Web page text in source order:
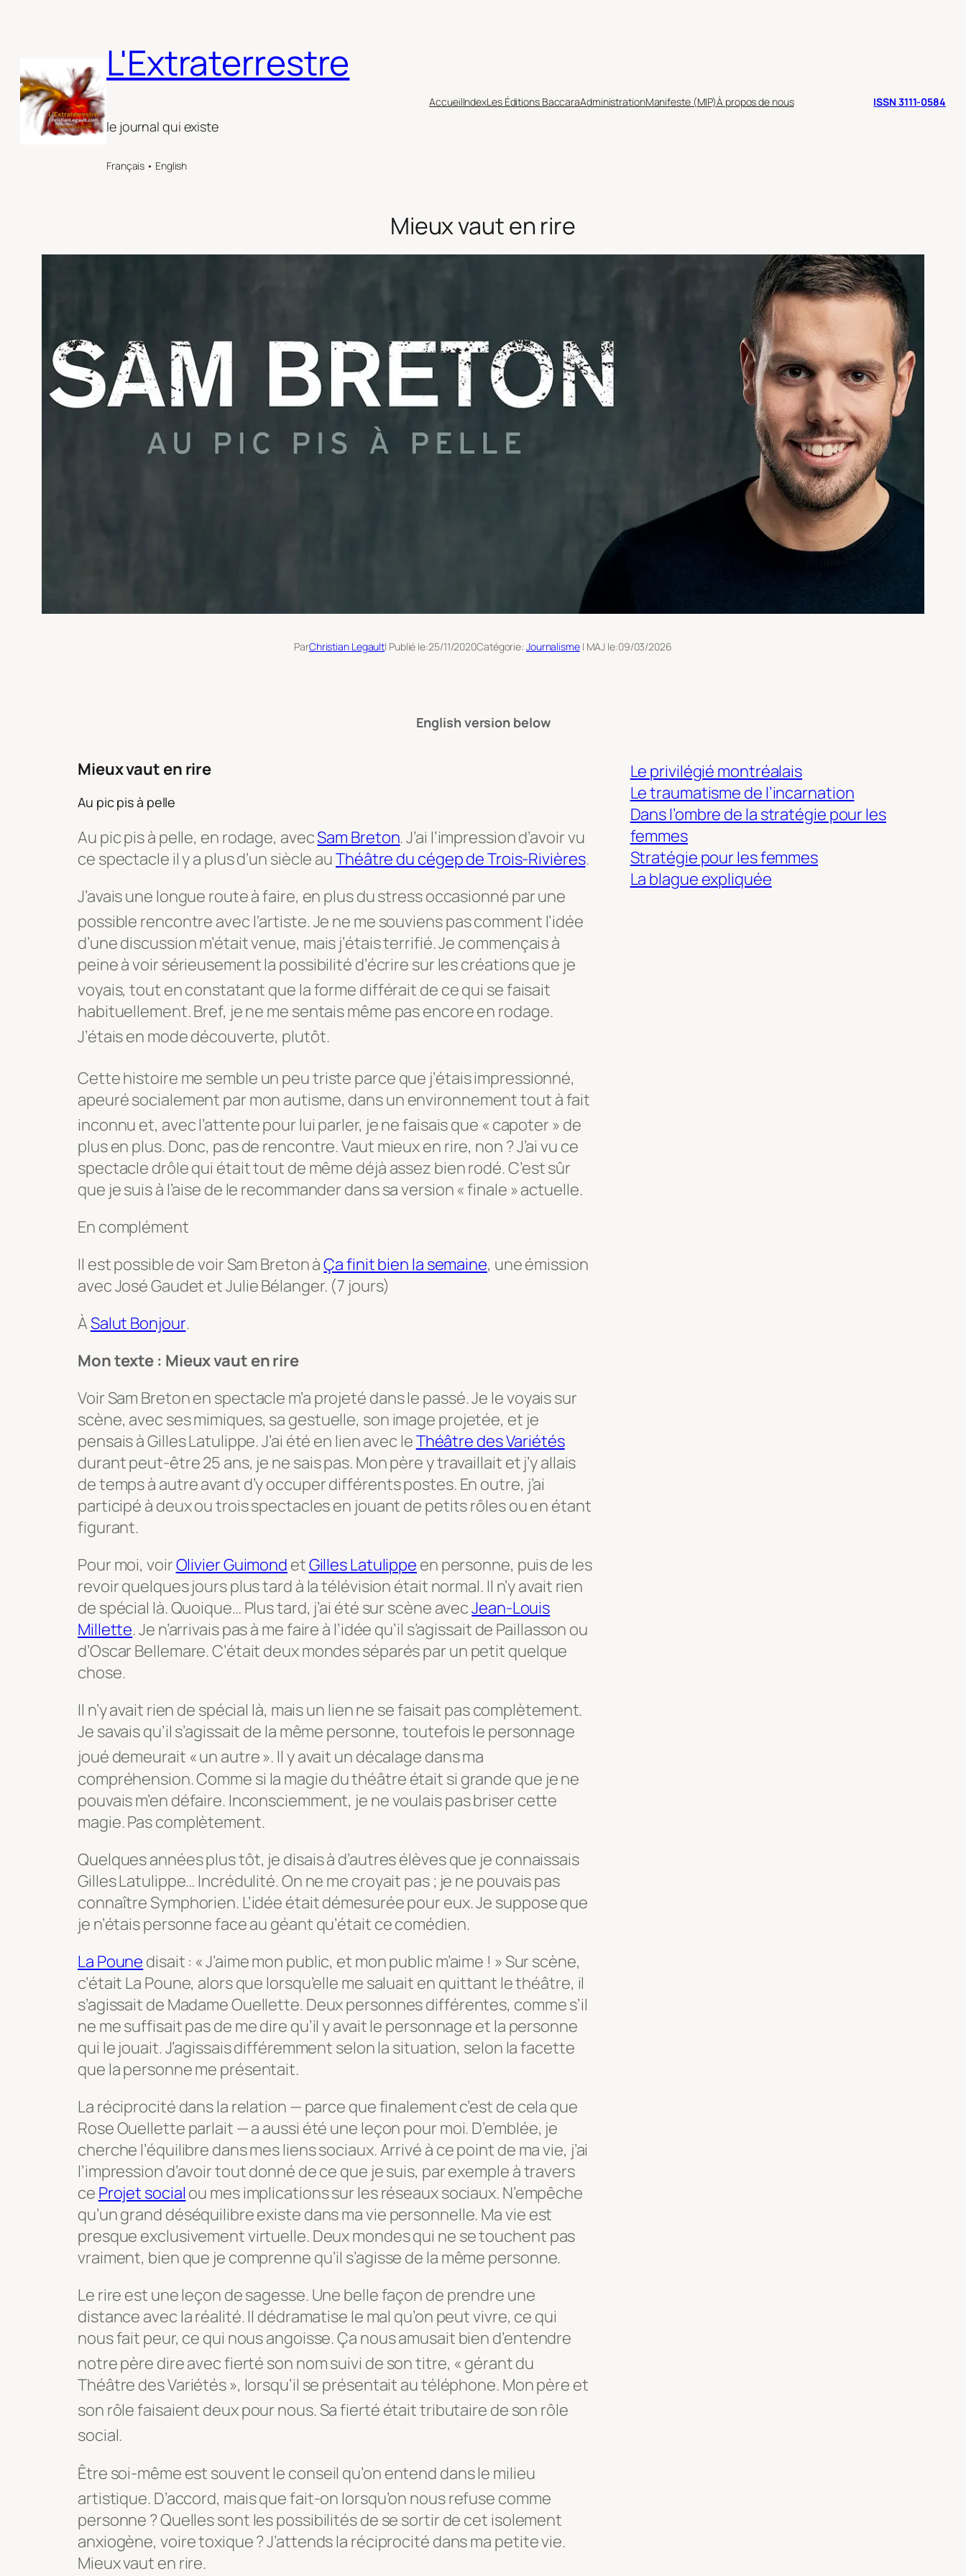
L'Extraterrestre
le journal qui existe
Français • English
AccueilIndexLes Éditions BaccaraAdministrationManifeste (MIP)À propos de nous ISSN 3111-0584
Mieux vaut en rire
ParChristian Legault| Publié le:25/11/2020Catégorie: Journalisme| MAJ le:09/03/2026
English version below
Mieux vaut en rire
Au pic pis à pelle
Au pic pis à pelle, en rodage, avecSam Breton. J’ai l’impression d’avoir vu
ce spectacle il y a plus d’un siècle auThéâtre du cégep de Trois-Rivières.
J’avais une longue route à faire, en plus du stress occasionné par une
possible rencontre avec l‘artiste. Je ne me souvienspas comment l’idée
d’une discussion m’était venue, mais j’étais terrifié. Je commençais à
peine à voir sérieusement la possibilité d’écrire sur les créations que je
voyais, tout en constatant que la forme différait de cequi se faisait
habituellement. Bref, je ne me sentais même pas encore en rodage.
J’étais en mode découverte, plutôt.
Cette histoire me semble un peu triste parce que j’étais impressionné,
apeuré socialement par mon autisme, dans un environnement tout à fait
inconnu et, avec l’attente pour lui parler, je ne faisais que « capoter » de
plus en plus. Donc, pas de rencontre. Vaut mieux en rire, non ? J’ai vu ce
spectacle drôle qui était tout de même déjà assez bien rodé. C’est sûr
que je suis à l’aise de le recommander dans sa version « finale » actuelle.
En complément
Il est possible de voir Sam Breton àÇa finit bien la semaine, une émission
avec José Gaudet et Julie Bélanger. (7 jours)
ÀSalut Bonjour.
Mon texte : Mieux vaut en rire
Voir Sam Breton en spectacle m’a projeté dans le passé. Je le voyais sur
scène, avec ses mimiques, sa gestuelle, son image projetée, et je
pensais à Gilles Latulippe. J’ai été en lien avec leThéâtre des Variétés
durant peut-être 25 ans, je ne sais pas. Mon père y travaillait et j’y allais
de temps à autre avant d’y occuper différents postes. En outre, j’ai
participé à deux ou trois spectacles en jouant de petits rôles ou en étant
figurant.
Pour moi, voirOlivier Guimond etGilles Latulippe en personne, puis de les
revoir quelques jours plus tard à la télévision était normal. Il n’y avait rien
de spécial là. Quoique… Plus tard, j’ai été sur scène avecJean-Louis
Millette. Je n’arrivais pas à me faire à l’idée qu’il s’agissait de Paillasson ou
d’Oscar Bellemare. C’était deux mondes séparés par un petit quelque
chose.
Il n’y avait rien de spécial là, mais un lien ne se faisait pas complètement.
Je savais qu’il s’agissait de la même personne, toutefois le personnage
joué demeurait « un autre ». Il y avait un décalage dans ma
compréhension. Comme si la magie du théâtre était si grande que je ne
pouvais m’en défaire. Inconsciemment, je ne voulais pas briser cette
magie. Pas complètement.
Quelques années plus tôt, je disais à d’autres élèves que je connaissais
Gilles Latulippe… Incrédulité. On ne me croyait pas ; je ne pouvais pas
connaître Symphorien. L’idée était démesurée pour eux. Je suppose que
je n’étais personne face au géant qu’était ce comédien.
La Poune disait : « J’aime mon public, et mon public m’aime ! » Sur scène,
c’était La Poune, alors que lorsqu’elle me saluait en quittant le théâtre, il
s’agissait de Madame Ouellette. Deux personnes différentes, comme s’il
ne me suffisait pas de me dire qu’il y avait le personnage et la personne
qui le jouait. J’agissais différemment selon la situation, selon la facette
que la personne me présentait.
La réciprocité dans la relation — parce que finalement c’est de cela que
Rose Ouellette parlait — a aussi été une leçon pour moi. D’emblée, je
cherche l’équilibre dans mes liens sociaux. Arrivé à ce point de ma vie, j’ai
l’impression d’avoir tout donné de ce que je suis, par exemple à travers
ce Projet social ou mes implications sur les réseaux sociaux. N’empêche
qu’un grand déséquilibre existe dans ma vie personnelle. Ma vie est
presque exclusivement virtuelle. Deux mondes qui ne se touchent pas
vraiment, bien que je comprenne qu’il s’agisse de la même personne.
Le rire est une leçon de sagesse. Une belle façon de prendre une
distance avec la réalité. Il dédramatise le mal qu’on peut vivre, ce qui
nous fait peur, ce qui nous angoisse. Ça nous amusait bien d’entendre
notre père dire avec fierté son nomsuivi de son titre, « gérant du
Théâtre des Variétés », lorsqu’il se présentait au téléphone. Mon père et
son rôle faisaient deuxpour nous. Sa fierté était tributaire de son rôle
social.
Être soi-même est souvent le conseil qu’on entend dans le milieu
artistique. D’accord, mais que fait-on lorsqu’on nous refuse comme
personne ? Quelles sont les possibilités de se sortir de cet isolement
anxiogène, voire toxique ? J’attends la réciprocité dans ma petite vie.
Mieux vaut en rire.
Le privilégié montréalais
Le traumatisme de l’incarnation
Dans l’ombre de la stratégie pour les
femmes
Stratégie pour les femmes
La blague expliquée